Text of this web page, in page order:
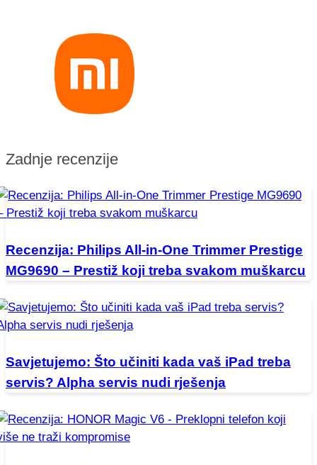
Zadnje recenzije
Recenzija: Philips All-in-One Trimmer Prestige
MG9690 – Prestiž koji treba svakom muškarcu
Savjetujemo: Što učiniti kada vaš iPad treba
servis? Alpha servis nudi rješenja